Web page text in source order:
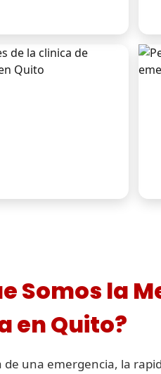
Somos la
en Quito?
una emergencia, la